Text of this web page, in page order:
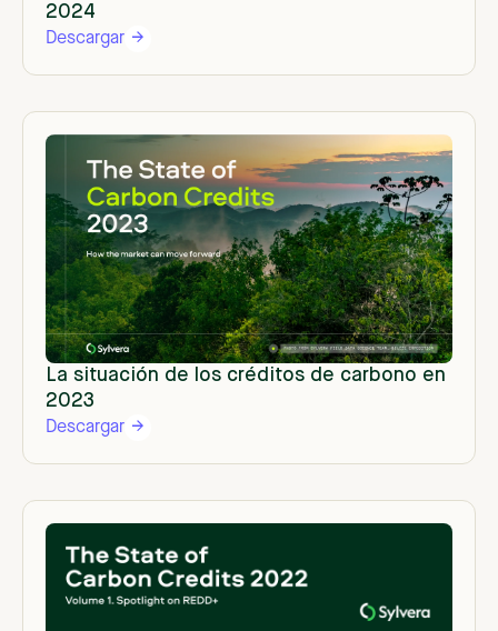
2024
Descargar
La situación de los créditos de carbono en
2023
Descargar